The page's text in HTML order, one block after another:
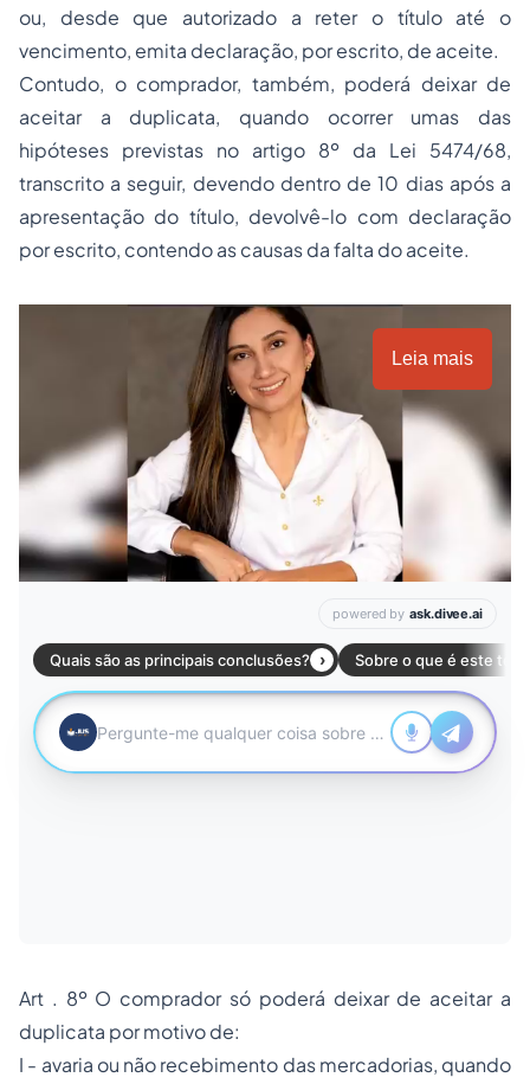
ou, desde que autorizado a reter o título até o
vencimento, emita declaração, por escrito, de aceite.
Contudo, o comprador, também, poderá deixar de
aceitar a duplicata, quando ocorrer umas das
hipóteses previstas no artigo 8º da Lei 5474/68,
transcrito a seguir, devendo dentro de 10 dias após a
apresentação do título, devolvê-lo com declaração
por escrito, contendo as causas da falta do aceite.
Leia mais
Art . 8º O comprador só poderá deixar de aceitar a
duplicata por motivo de:
I - avaria ou não recebimento das mercadorias, quando